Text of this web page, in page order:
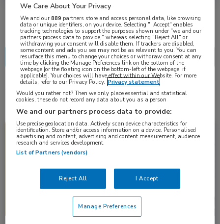
Nascholing Nieuws
4 resultaten inotuzumab ozogamicine
Nieuws Hematologie
We Care About Your Privacy
We and our889 partners store and access personal data, like browsing
data or unique identifiers, on your device. Selecting "I Accept" enables
tracking technologies to support the purposes shown under "we and our
partners process data to provide," whereas selecting "Reject All" or
withdrawing your consent will disable them. If trackers are disabled,
some content and ads you see may not be as relevant to you. You can
resurface this menu to change your choices or withdraw consent at any
time by clicking the Manage Preferences link on the bottom of the
webpage [or the floating icon on the bottom-left of the webpage, if
applicable]. Your choices will have effect within our Website. For more
details, refer to our Privacy Policy. Privacy statement
Would you rather not? Then we only place essential and statistical
cookies, these do not record any data about you as a person
We and our partners process data to provide:
Use precise geolocation data. Actively scan device characteristics for
identification. Store and/or access information on a device. Personalised
advertising and content, advertising and content measurement, audience
research and services development.
List of Partners (vendors)
Reject All I Accept
Manage Preferences